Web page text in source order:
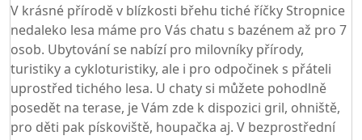
V krásné přírodě v blízkosti břehu tiché říčky Stropnice
nedaleko lesa máme pro Vás chatu s bazénem až pro 7
osob. Ubytování se nabízí pro milovníky přírody,
turistiky a cykloturistiky, ale i pro odpočinek s přáteli
uprostřed tichého lesa. U chaty si můžete pohodlně
posedět na terase, je Vám zde k dispozici gril, ohniště,
pro děti pak pískoviště, houpačka aj. V bezprostřední